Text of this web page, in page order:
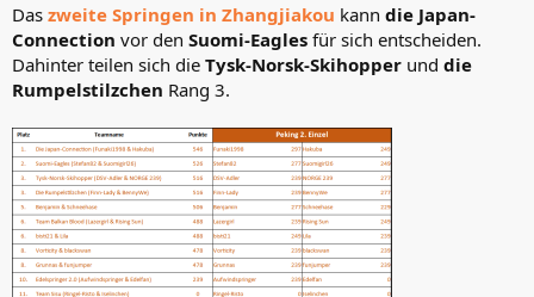
:
Das zweite Springen in Zhangjiakou kann die Japan-
Connection vor den Suomi-Eagles für sich entscheiden.
Dahinter teilen sich die Tysk-Norsk-Skihopper und die
Rumpelstilzchen Rang 3.